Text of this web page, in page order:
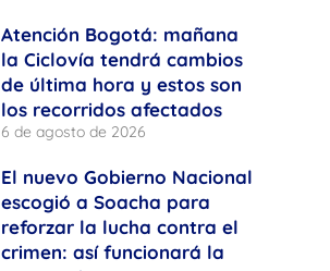
Atención Bogotá: mañana
la Ciclovía tendrá cambios
de última hora y estos son
los recorridos afectados
6 de agosto de 2026
El nuevo Gobierno Nacional
escogió a Soacha para
reforzar la lucha contra el
crimen: así funcionará la